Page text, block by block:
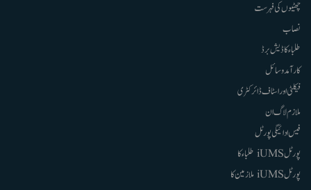
چھٹیوں کی فہرست
نصاب
طلباء کا ڈیش برڈ
کارآمد وسائل
فیکلٹی اور اسٹاف ڈائرکٹری
ملازم لاگ ان
فیس ادائیگی پورٹل
پورٹل iUMS طلباء کا
پورٹل iUMS ملازمین کا